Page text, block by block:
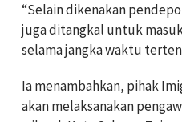
“Selain dikenakan
juga ditangkal untuk
selama jangka waktu
Ia menambahkan, pihak
akan melaksanakan